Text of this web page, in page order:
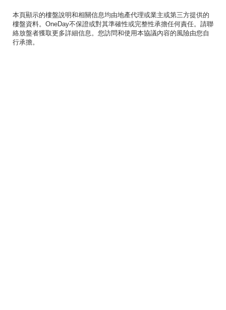
本頁顯示的樓盤說明和相關信息均由地產代理或業主或第三方提供的
樓盤資料。OneDay不保證或對其準確性或完整性承擔任何責任。請聯
絡放盤者獲取更多詳細信息。您訪問和使用本協議內容的風險由您自
行承擔。